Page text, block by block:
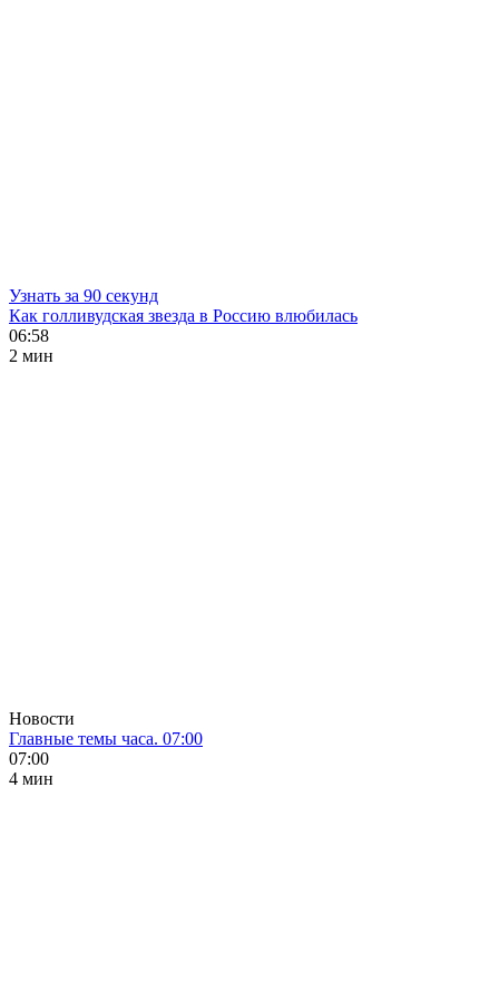
Узнать за 90 секунд
Как голливудская звезда в Россию влюбилась
06:58
2 мин
Новости
Главные темы часа. 07:00
07:00
4 мин